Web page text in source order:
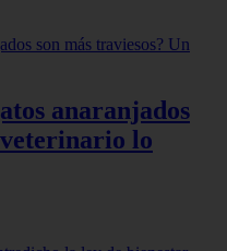
anaranjados
veterinario lo